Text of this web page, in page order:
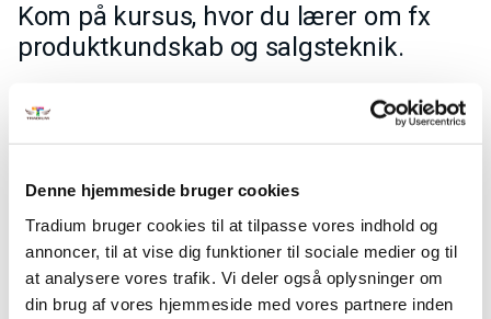
Denne hjemmeside bruger cookies
Tradium bruger cookies til at tilpasse vores indhold og
annoncer, til at vise dig funktioner til sociale medier og til
at analysere vores trafik. Vi deler også oplysninger om
din brug af vores hjemmeside med vores partnere inden
Kom på kursus, hvor du lærer om fx
produktkundskab og salgsteknik.
Telefonisk problemløsning i kundekontaktfunktioner
Produktkundskab- og -vejledning i detail
Salgsteknik for salgs- og servicemedarbejdere
Jobrelateret brug af styresystemer på pc